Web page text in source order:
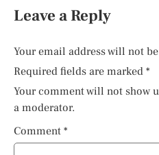
Leave a Reply
Your email address will not
Required fields are marked *
Your comment will not show
a moderator.
Comment *